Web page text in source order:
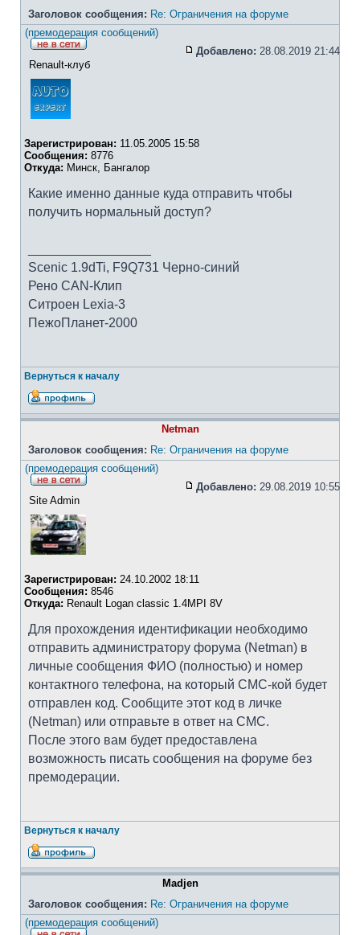
Заголовок сообщения: Re: Ограничения на форуме
(премодерация сообщений)
Добавлено: 28.08.2019 21:44
Renault-клуб
Зарегистрирован: 11.05.2005 15:58
Сообщения: 8776
Откуда: Минск, Бангалор
Какие именно данные куда отправить чтобы
получить нормальный доступ?
Scenic 1.9dTi, F9Q731 Черно-синий
Рено CAN-Клип
Ситроен Lexia-3
ПежоПланет-2000
Вернуться к началу
Netman
Заголовок сообщения: Re: Ограничения на форуме
(премодерация сообщений)
Добавлено: 29.08.2019 10:55
Site Admin
Зарегистрирован: 24.10.2002 18:11
Сообщения: 8546
Откуда: Renault Logan classic 1.4MPI 8V
Для прохождения идентификации необходимо
отправить администратору форума (Netman) в
личные сообщения ФИО (полностью) и номер
контактного телефона, на который СМС-кой будет
отправлен код. Сообщите этот код в личке
(Netman) или отправьте в ответ на СМС.
После этого вам будет предоставлена
возможность писать сообщения на форуме без
премодерации.
Вернуться к началу
Madjen
Заголовок сообщения: Re: Ограничения на форуме
(премодерация сообщений)